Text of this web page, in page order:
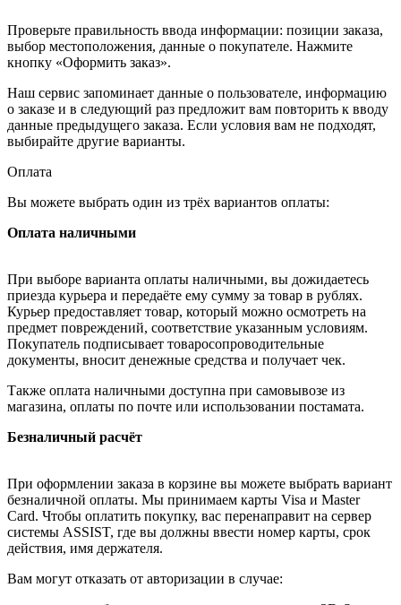
Проверьте правильность ввода информации: позиции заказа,
выбор местоположения, данные о покупателе. Нажмите
кнопку «Оформить заказ».
Наш сервис запоминает данные о пользователе, информацию
о заказе и в следующий раз предложит вам повторить к вводу
данные предыдущего заказа. Если условия вам не подходят,
выбирайте другие варианты.
Оплата
Вы можете выбрать один из трёх вариантов оплаты:
Оплата наличными
При выборе варианта оплаты наличными, вы дожидаетесь
приезда курьера и передаёте ему сумму за товар в рублях.
Курьер предоставляет товар, который можно осмотреть на
предмет повреждений, соответствие указанным условиям.
Покупатель подписывает товаросопроводительные
документы, вносит денежные средства и получает чек.
Также оплата наличными доступна при самовывозе из
магазина, оплаты по почте или использовании постамата.
Безналичный расчёт
При оформлении заказа в корзине вы можете выбрать вариант
безналичной оплаты. Мы принимаем карты Visa и Master
Card. Чтобы оплатить покупку, вас перенаправит на сервер
системы ASSIST, где вы должны ввести номер карты, срок
действия, имя держателя.
Вам могут отказать от авторизации в случае: